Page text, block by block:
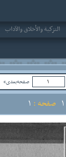
التزكية والأخلاق والآداب
صفحه‌بعدی»
صفحه :